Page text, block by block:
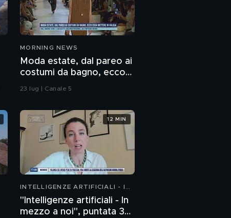
MORNING NEWS
Moda estate, dal pareo ai
costumi da bagno, ecco
cosa mettere in valigia
23 lug | Canale 5
INTELLIGENZE ARTIFICIALI - IN
"Intelligenze artificiali - In
mezzo a noi", puntata 36:
12 MIN